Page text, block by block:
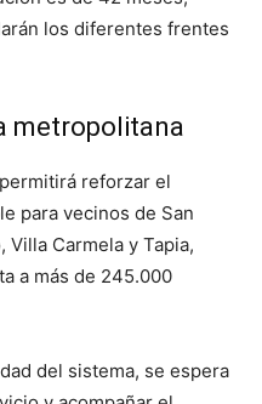
los diferentes frentes
metropolitana
reforzar el
para vecinos de San
Villa Carmela y Tapia,
a más de 245.000
del sistema, se espera